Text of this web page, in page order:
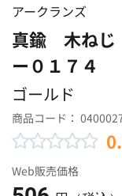
アークランズ
真鍮 木ね
ー０１７４
ゴールド
商品コード：
Web販売価格